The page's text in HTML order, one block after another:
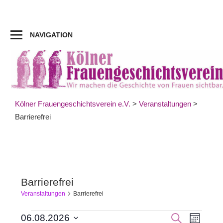
springen
NAVIGATION
Kölner Frauengeschichtsverein e.V. > Veranstaltungen >
Barrierefrei
Barrierefrei
Veranstaltungen Barrierefrei
SUCHE
MONAT
06.08.2026